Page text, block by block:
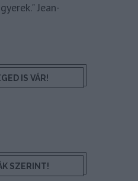
Jean-
IS VÁR!
SZERINT!